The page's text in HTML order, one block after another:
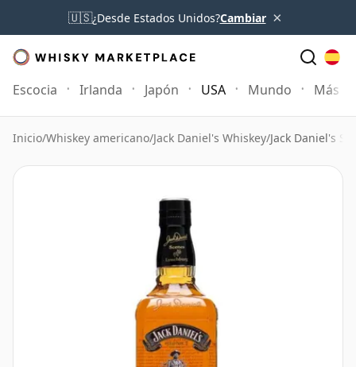
🇺🇸¿Desde Estados Unidos?Cambiar ×
Escocia Irlanda Japón USA Mundo Más
Inicio/Whiskey americano/Jack Daniel's Whiskey/Jack Daniel's